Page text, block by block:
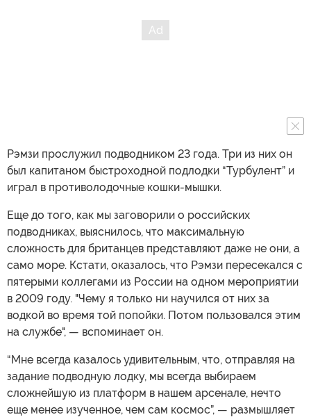
Рэмзи прослужил подводником 23 года. Три из них он
был капитаном быстроходной подлодки “Турбулент” и
играл в противолодочные кошки-мышки.
Еще до того, как мы заговорили о российских
подводниках, выяснилось, что максимальную
сложность для британцев представляют даже не они, а
само море. Кстати, оказалось, что Рэмзи пересекался c
пятерыми коллегами из России на одном мероприятии
в 2009 году. "Чему я только ни научился от них за
водкой во время той попойки. Потом пользовался этим
на службе", — вспоминает он.
“Мне всегда казалось удивительным, что, отправляя на
задание подводную лодку, мы всегда выбираем
сложнейшую из платформ в нашем арсенале, нечто
еще менее изученное, чем сам космос”, — размышляет